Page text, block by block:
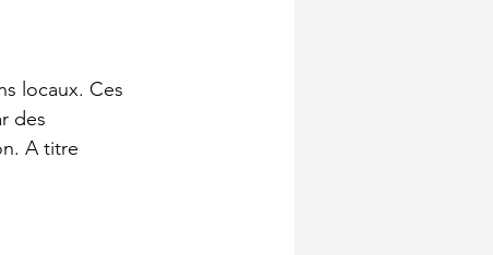
locaux. Ces
des
A titre